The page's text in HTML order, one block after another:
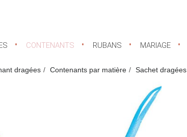
CONTENANTS RUBANS MARIAGE
dragées Contenants par matière Sachet dragées